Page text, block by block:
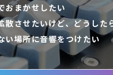
おまかせしたい
散させたいけど、どうした
い場所に音響をつけたい